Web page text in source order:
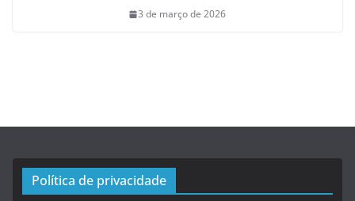
3 de março de 2026
Política de privacidade